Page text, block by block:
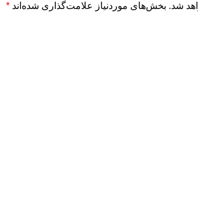
شد. بخش‌های موردنیاز علامت‌گذاری شده‌اند *